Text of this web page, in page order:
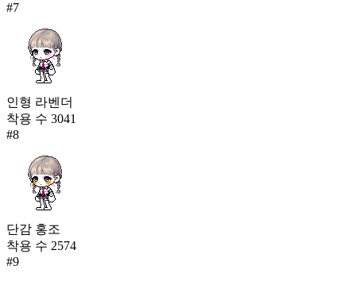
#7
인형 라벤더
착용 수 3041
#8
단감 홍조
착용 수 2574
#9